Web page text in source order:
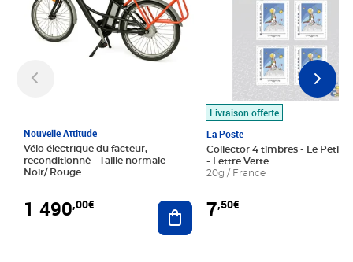
Nouvelle Attitude
Vélo électrique du facteur,
reconditionné - Taille normale -
Noir/ Rouge
1 490,00€ Ajouter au panier
Livraison offerte
La Poste
Collector 4 timbres - Le Petit
- Lettre Verte
20g / France
7,50€